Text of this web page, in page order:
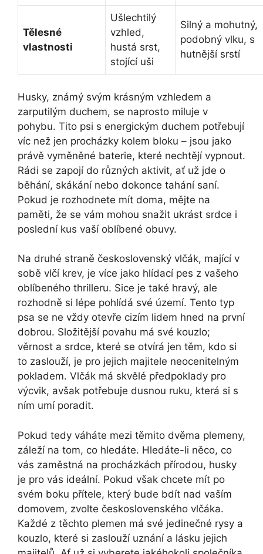
Tělesné
vlastnosti
Ušlechtilý
vzhled,
hustá srst,
stojící uši
Silný a mohutný,
podobný vlku, s
hutnější srstí
Husky, známý svým krásným vzhledem a
zarputilým duchem, se naprosto miluje v
pohybu. Tito psi s energickým duchem potřebují
víc než jen procházky kolem bloku – jsou jako
právě vyměněné baterie, které nechtějí vypnout.
Rádi se zapojí do různých aktivit, ať už jde o
běhání, skákání nebo dokonce tahání saní.
Pokud je rozhodnete mít doma, mějte na
paměti, že se vám mohou snažit ukrást srdce i
poslední kus vaší oblíbené obuvy.
Na druhé straně československý vlčák, mající v
sobě vlčí krev, je více jako hlídací pes z vašeho
oblíbeného thrilleru. Sice je také hravý, ale
rozhodně si lépe pohlídá své území. Tento typ
psa se ne vždy otevře cizím lidem hned na první
dobrou. Složitější povahu má své kouzlo;
věrnost a srdce, které se otvírá jen těm, kdo si
to zaslouží, je pro jejich majitele neocenitelným
pokladem. Vlčák má skvělé předpoklady pro
výcvik, avšak potřebuje dusnou ruku, která si s
ním umí poradit.
Pokud tedy váháte mezi těmito dvěma plemeny,
záleží na tom, co hledáte. Hledáte-li něco, co
vás zaměstná na procházkách přírodou, husky
je pro vás ideální. Pokud však chcete mít po
svém boku přítele, který bude bdít nad vaším
domovem, zvolte československého vlčáka.
Každé z těchto plemen má své jedinečné rysy a
kouzlo, které si zaslouží uznání a lásku jejich